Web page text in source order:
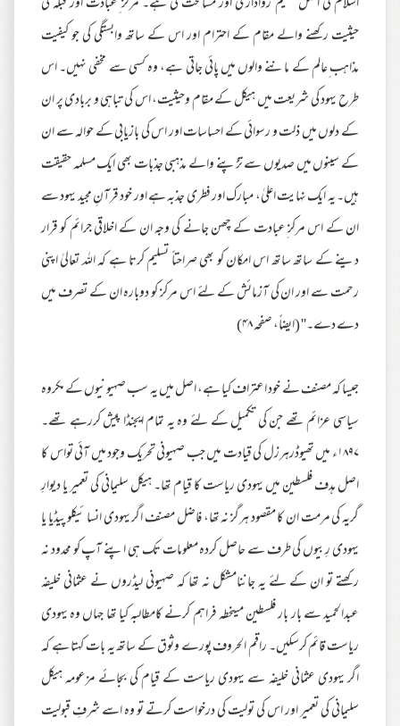
حیثیت رکھنے والے مقام کے احترام اور اس کے ساتھ وابستگی کی جو کیفیت
مذاہب ِعالم کے ماننے والوں میں پائی جاتی ہے، وہ کسی سے مخفی نہیں۔ اس
طرح یہود کی شریعت میں ہیکل کے مقام وحیثیت، اس کی تباہی و بربادی پر ان
کے دلوں میں ذلت و رسوائی کے احساسات اور اس کی بازیابی کے حوالہ سے ان
کے سینوں میں صدیوں سے تڑپنے والے مذہبی جذبات بھی ایک مسلمہ حقیقت
ہیں۔ یہ ایک نہایت اعلیٰ، مبارک اور فطری جذبہ ہے اور خود قرآنِ مجید یہود سے
ان کے اس مرکز ِعبادت کے چھن جانے کی وجہ ان کے اخلاقی جرائم کو قرار
دینے کے ساتھ ساتھ اس امکان کو بھی صراحتاً تسلیم کرتا ہے کہ اللہ تعالیٰ اپنی
رحمت سے اور ان کی آزمائش کے لئے اس مرکز کو دوبارہ ان کے تصرف میں
دے دے۔'' (ایضاً، صفحہ ۴۸)
جیسا کہ مصنف نے خود اعتراف کیا ہے، اصل میں یہ سب صہیونیوں کے مکروہ
سیاسی عزائم تھے جن کی تکمیل کے لئے وہ یہ تمام ایجنڈا پیش کررہے تھے۔
۱۸۹۷ء میں تھیوڈرہرزل کی قیادت میں جب صہیونی تحریک وجود میں آئی تواس کا
اصل ہدف فلسطین میں یہودی ریاست کا قیام تھا۔ ہیکل سلیمانی کی تعمیر یا دیوارِ
گریہ کی مرمت ان کا مقصود ہرگز نہ تھا، فاضل مصنف اگر یہودی انسا ئیکلو پیڈیا یا
یہودی رِبیوں کی طرف سے حاصل کردہ معلومات تک ہی اپنے آپ کو محدود نہ
رکھتے تو ان کے لئے یہ جاننامشکل نہ تھا کہ صہیونی لیڈروں نے عثمانی خلیفہ
عبدالحمید سے بار بار فلسطین میںخطہ فراہم کرنے کامطالبہ کیا تھا جہاں وہ یہودی
ریاست قائم کرسکیں۔ راقم الحروف پورے وثوق کے ساتھ یہ بات کہتا ہے کہ
اگر یہودی عثمانی خلیفہ سے یہودی ریاست کے قیام کی بجائے مزعومہ ہیکل
سلیمانی کی تعمیر اور اس کی تولیت کی درخواست کرتے تو وہ اسے شرفِ قبولیت